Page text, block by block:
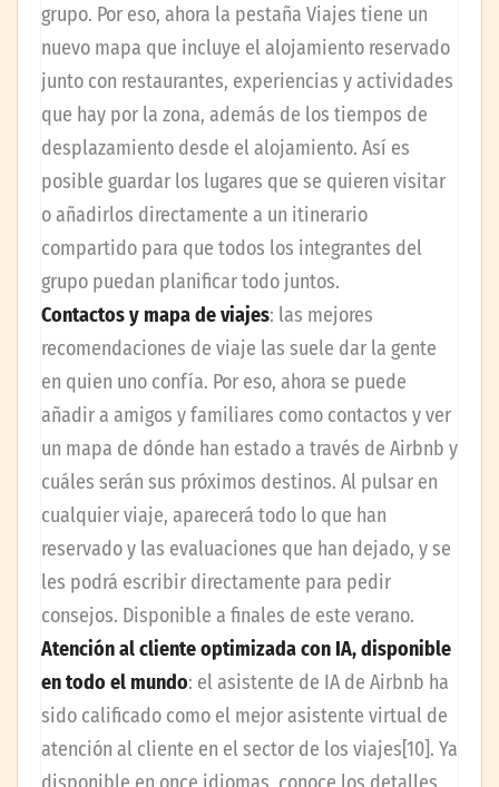
grupo. Por eso, ahora la pestaña Viajes tiene un
nuevo mapa que incluye el alojamiento reservado
junto con restaurantes, experiencias y actividades
que hay por la zona, además de los tiempos de
desplazamiento desde el alojamiento. Así es
posible guardar los lugares que se quieren visitar
o añadirlos directamente a un itinerario
compartido para que todos los integrantes del
grupo puedan planificar todo juntos.
Contactos y mapa de viajes: las mejores
recomendaciones de viaje las suele dar la gente
en quien uno confía. Por eso, ahora se puede
añadir a amigos y familiares como contactos y ver
un mapa de dónde han estado a través de Airbnb y
cuáles serán sus próximos destinos. Al pulsar en
cualquier viaje, aparecerá todo lo que han
reservado y las evaluaciones que han dejado, y se
les podrá escribir directamente para pedir
consejos. Disponible a finales de este verano.
Atención al cliente optimizada con IA, disponible
en todo el mundo: el asistente de IA de Airbnb ha
sido calificado como el mejor asistente virtual de
atención al cliente en el sector de los viajes[10]. Ya
disponible en once idiomas, conoce los detalles